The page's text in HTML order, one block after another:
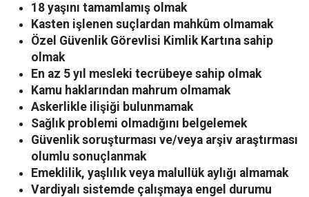
18 yaşını tamamlamış olmak
Kasten işlenen suçlardan mahkûm olmamak
Özel Güvenlik Görevlisi Kimlik Kartına sahip
olmak
En az 5 yıl mesleki tecrübeye sahip olmak
Kamu haklarından mahrum olmamak
Askerlikle ilişiği bulunmamak
Sağlık problemi olmadığını belgelemek
Güvenlik soruşturması ve/veya arşiv araştırması
olumlu sonuçlanmak
Emeklilik, yaşlılık veya malullük aylığı almamak
Vardiyalı sistemde çalışmaya engel durumu